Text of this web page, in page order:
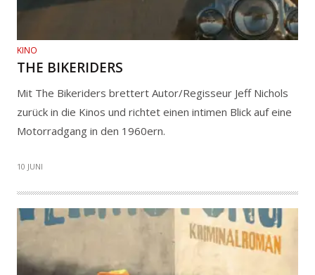
KINO
THE BIKERIDERS
Mit The Bikeriders brettert Autor/Regisseur Jeff Nichols
zurück in die Kinos und richtet einen intimen Blick auf eine
Motorradgang in den 1960ern.
10 JUNI